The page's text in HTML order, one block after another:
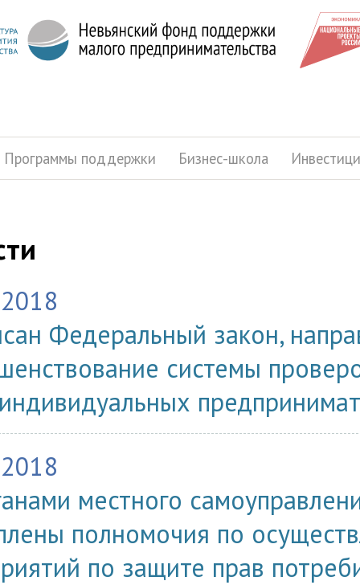
Программы поддержки Бизнес-школа
Федеральный закон,
системы
местного
полномочия по
по защите прав